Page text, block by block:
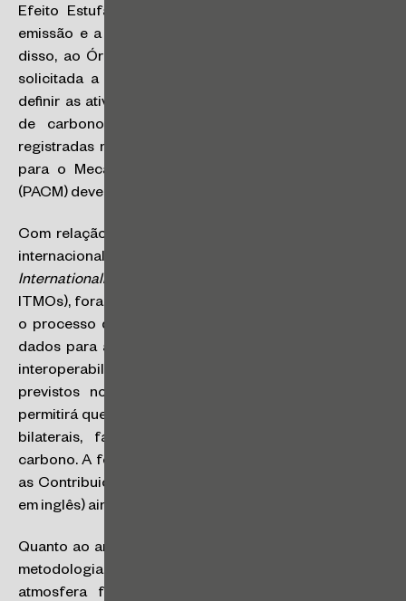
Efeito Estufa (GEE) da atmosfera, que permitirão a
emissão e a transação de créditos de carbono. Além
disso, ao Órgão Supervisor do Mecanismo (SBM) foi
solicitada a aceleração na criação de padrões para
definir as atividades passíveis de geração de créditos
de carbono. A transição de atividades florestais
registradas no Mecanismo de Desenvolvimento Limpo
para o Mecanismo de Crédito do Acordo de Paris
(PACM) deverá ocorrer até 2025.
Com relação ao artigo 6.2, que trata da transferência
internacional de resultados de mitigação (os
Internationally Transferred Mitigation Outcomes
ITMOs), foram endereçadas algumas questões como (i)
o processo de autorizações para o uso de ITMOs, (ii)
dados para a elaboração de relatórios anuais, e (iii) a
interoperabilidade entre os registros internacionais
previstos nos Artigos 6.2 e 6.4. Esse mecanismo
permitirá que os países cooperem por meio de acordos
bilaterais, facilitando a transação de créditos de
carbono. A forma de contabilização dos créditos entre
as Contribuições Nacionalmente Determinadas (NDCs,
em inglês) ainda precisa ser estruturada.
Quanto ao artigo 6.4, os requisitos para aprovação de
metodologias e atividades de remoção de GEE da
atmosfera foram definidos. O mercado global de